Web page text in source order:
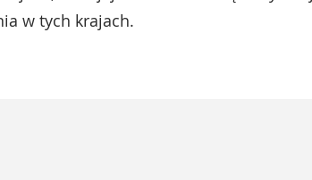
w tych krajach.